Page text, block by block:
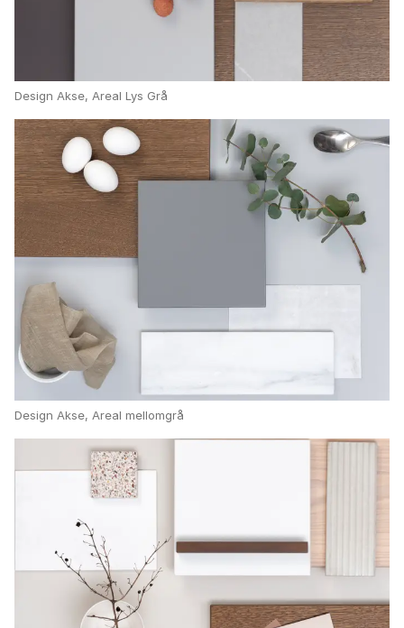
Design Akse, Areal Lys Grå
Design Akse, Areal mellomgrå